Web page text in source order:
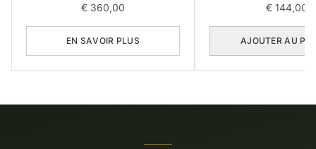
(COPIE)
€ 360,00
EN SAVOIR PLUS
€144,00
AJOUTER AU